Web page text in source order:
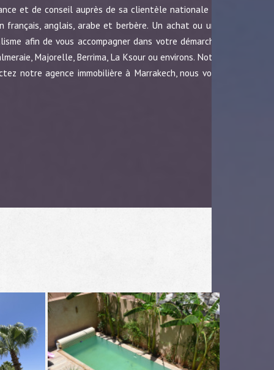
et de conseil auprès de sa clientèle nationale et
anglais, arabe et berbère. Un achat ou une
afin de vous accompagner dans votre démarche.
Majorelle, Berrima, La Ksour ou environs. Notre
notre agence immobilière à Marrakech, nous vous